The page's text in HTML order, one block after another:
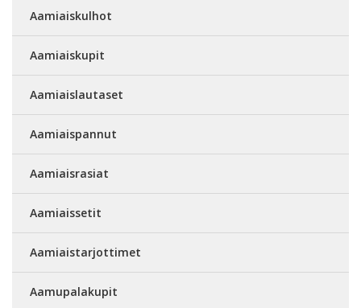
Aamiaiskulhot
Aamiaiskupit
Aamiaislautaset
Aamiaispannut
Aamiaisrasiat
Aamiaissetit
Aamiaistarjottimet
Aamupalakupit